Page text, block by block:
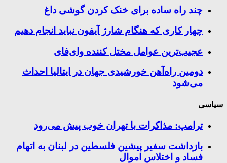
چند راه‌ ساده برای خنک کردن گوشی داغ
چهار کاری که هنگام شارژ آیفون نباید انجام دهیم
عجیب‌ترین عوامل مختل کننده وای‌فای
دومین راه‌آهن خورشیدی جهان در ایتالیا احداث
می‌شود
سیاسی
ترامپ: مذاکرات با تهران خوب پیش می‌رود
بازداشت سفیر پیشین فلسطین در لبنان به اتهام
فساد و اختلاس اموال